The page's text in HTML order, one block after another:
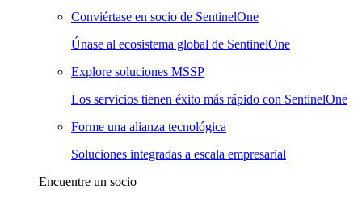
Conviértase en socio de SentinelOne
Únase al ecosistema global de SentinelOne
Explore soluciones MSSP
Los servicios tienen éxito más rápido con SentinelOne
Forme una alianza tecnológica
Soluciones integradas a escala empresarial
Encuentre un socio